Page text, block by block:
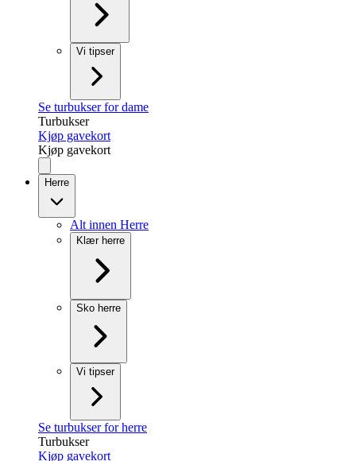
Vi tipser
Se turbukser for dame
Turbukser
Kjøp gavekort
Kjøp gavekort
Herre
Alt innen Herre
Klær herre
Sko herre
Vi tipser
Se turbukser for herre
Turbukser
Kjøp gavekort